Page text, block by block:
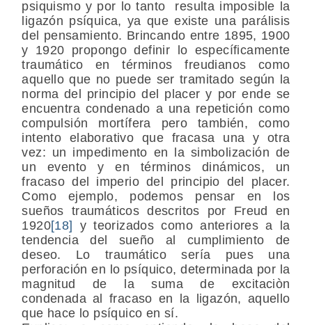
psiquismo y por lo tanto resulta imposible la
ligazón psíquica, ya que existe una parálisis
del pensamiento. Brincando entre 1895, 1900
y 1920 propongo definir lo específicamente
traumático en términos freudianos como
aquello que no puede ser tramitado según la
norma del principio del placer y por ende se
encuentra condenado a una repetición como
compulsión mortífera pero también, como
intento elaborativo que fracasa una y otra
vez: un impedimento en la simbolización de
un evento y en términos dinámicos, un
fracaso del imperio del principio del placer.
Como ejemplo, podemos pensar en los
sueños traumáticos descritos por Freud en
1920[18] y teorizados como anteriores a la
tendencia del sueño al cumplimiento de
deseo. Lo traumático sería pues una
perforación en lo psíquico, determinada por la
magnitud de la suma de excitaciòn
condenada al fracaso en la ligazón, aquello
que hace lo psíquico en sí.